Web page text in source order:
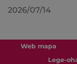
2026/07/14
Web mapa
Lege-